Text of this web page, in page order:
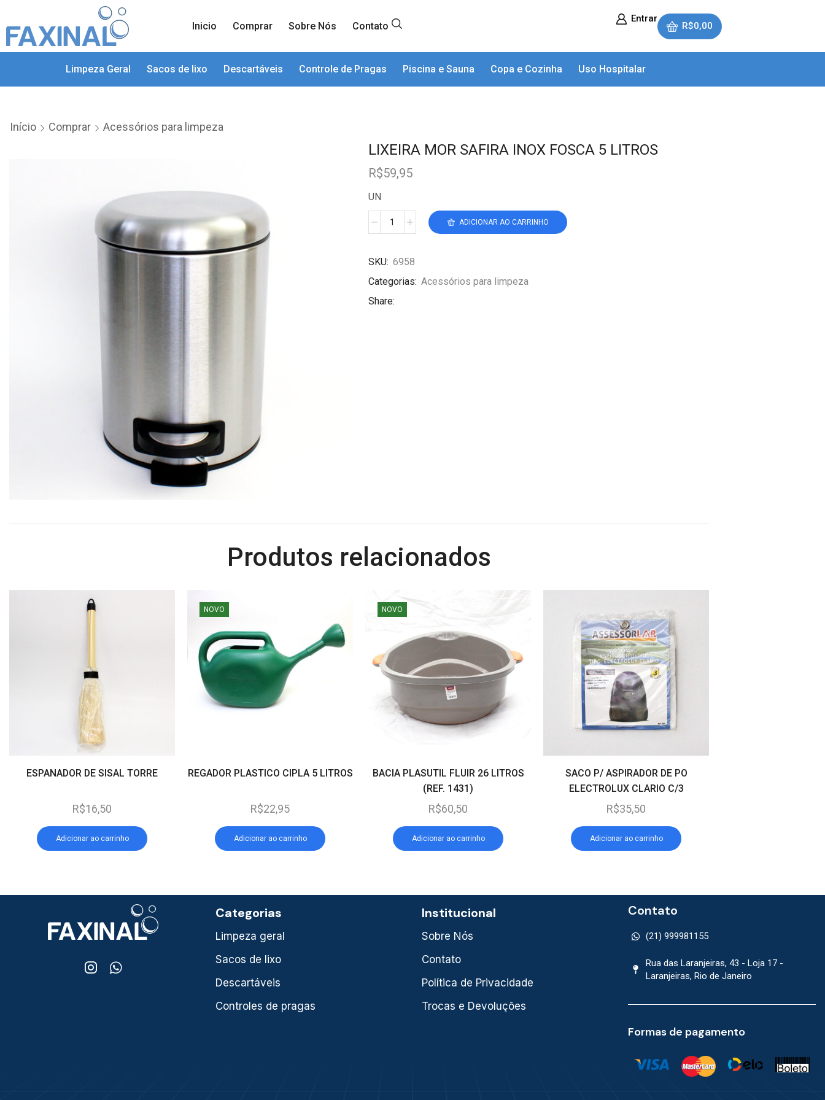
Inicio Comprar Sobre Nós Contato
Entrar
R$0,00
Limpeza Geral Sacos de lixo Descartáveis Controle de Pragas Piscina e Sauna Copa e Cozinha Uso Hospitalar
Início Comprar Acessórios para limpeza
LIXEIRA MOR SAFIRA INOX FOSCA 5 LITROS
R$59,95
UN
ADICIONAR AO CARRINHO
SKU: 6958
Categorias: Acessórios para limpeza
Share:
Produtos relacionados
ESPANADOR DE SISAL TORRE
R$16,50
Adicionar ao carrinho
NOVO
REGADOR PLASTICO CIPLA 5 LITROS
R$22,95
Adicionar ao carrinho
NOVO
BACIA PLASUTIL FLUIR 26 LITROS
(REF. 1431)
R$60,50
Adicionar ao carrinho
SACO P/ ASPIRADOR DE PO
ELECTROLUX CLARIO C/3
R$35,50
Adicionar ao carrinho
Categorias
Limpeza geral
Sacos de lixo
Descartáveis
Controles de pragas
Institucional
Sobre Nós
Contato
Política de Privacidade
Trocas e Devoluções
Contato
(21) 999981155
Rua das Laranjeiras, 43 - Loja 17 -
Laranjeiras, Rio de Janeiro
Formas de pagamento